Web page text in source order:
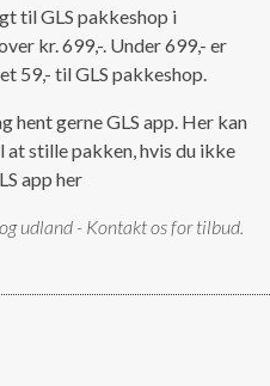
til GLS pakkeshop i
kr. 699,-. Under 699,- er
59,- til GLS pakkeshop.
hent gerne GLS app. Her kan
stille pakken, hvis du ikke
app her
udland - Kontakt os for tilbud.